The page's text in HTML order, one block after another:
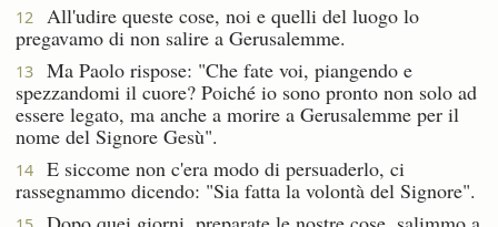
12
All'udire queste cose, noi e quelli del luogo lo
pregavamo di non salire a Gerusalemme.
13
Ma Paolo rispose: "Che fate voi, piangendo e
spezzandomi il cuore? Poiché io sono pronto non solo ad
essere legato, ma anche a morire a Gerusalemme per il
nome del Signore Gesù".
14
E siccome non c'era modo di persuaderlo, ci
rassegnammo dicendo: "Sia fatta la volontà del Signore".